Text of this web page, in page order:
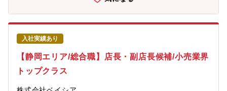
年次・部門ごとに行う年200回の教育セミナーや入社4年目以降の
希望者を対象とした、アメリカのチェーンストアを視察する海外
研修も費用はほぼ会社負担で実施しています。※※店舗の営業時
間は9：00～20：00（一部22：00までの店舗あり)※残業月20h
程度／繁忙期8・12月は月40h程度※残業代は全額支給
入社実績あり
【静岡エリア/総合職】店長・副店長候補/小売業界
トップクラス